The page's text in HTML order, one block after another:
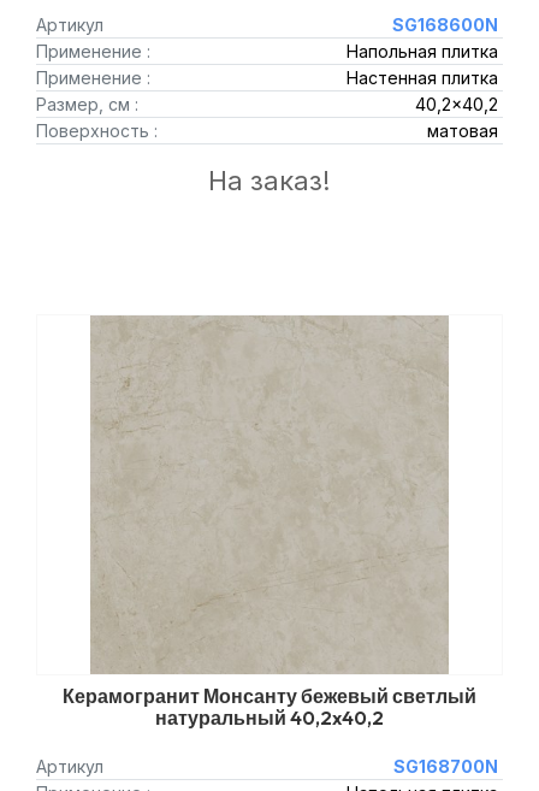
Артикул
SG168600N
Применение :
Напольная плитка
Применение :
Настенная плитка
Размер, см :
40,2x40,2
Поверхность :
матовая
На заказ!
Керамогранит Монсанту бежевый светлый
натуральный 40,2x40,2
Артикул
SG168700N